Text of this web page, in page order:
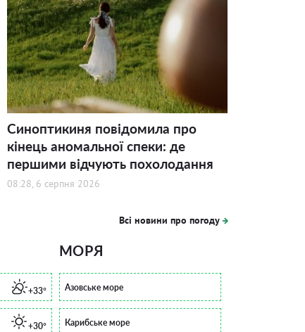
Синоптикиня повідомила про
кінець аномальної спеки: де
першими відчують похолодання
08:28, 6 серпня 2026
Всі новини про погоду
+33°
+30°
МОРЯ
Азовське море
Карибське море